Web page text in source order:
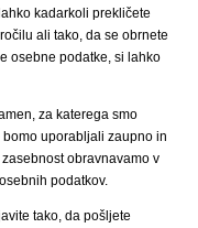
kadarkoli prekličete
ali tako, da se obrnete
osebne podatke, si lahko
za katerega smo
uporabljali zaupno in
obravnavamo v
podatkov.
tako, da pošljete